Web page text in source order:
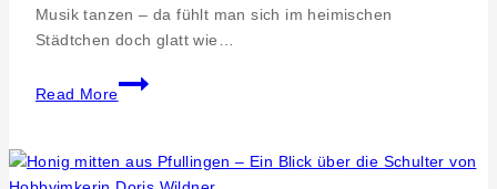
Musik tanzen – da fühlt man sich im heimischen
Städtchen doch glatt wie…
Read More
Pfullinger
Sommernacht
KneipenKultTour
mit